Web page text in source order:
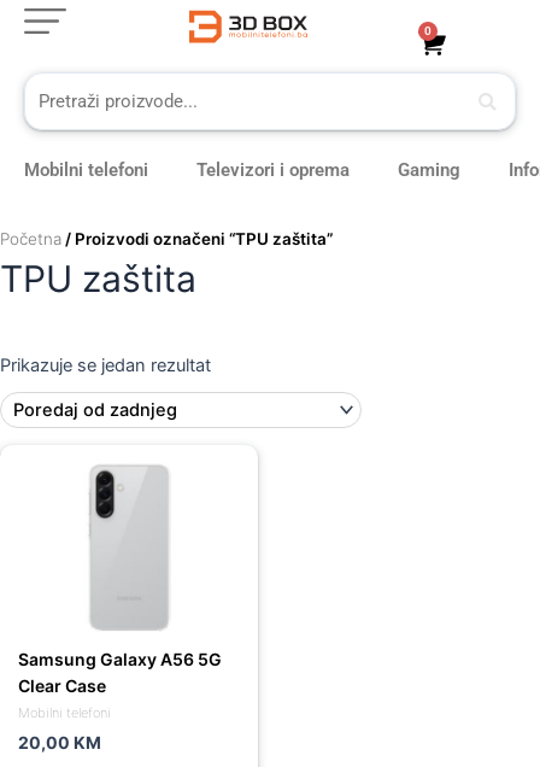
Skip
content
0
Cart
Mobilni telefoni Televizori i oprema Gaming
Početna / Proizvodi označeni “TPU zaštita”
TPU zaštita
Prikazuje se jedan rezultat
Mobilni telefoni
Samsung Galaxy A56 5G
Clear Case
20,00 KM